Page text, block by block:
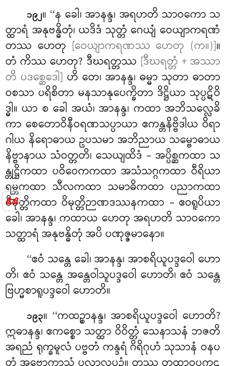
📜
၁၉၂။ ‘‘န ခေါ၊ အာနန္ဒ၊ အရဟတိ သာဝကော သ
တ္ထာရံ အနုဗန္ဓိတုံ၊ ယဒိဒံ သုတ္တံ ဂေယျံ ဝေယျာကရဏံ
တဿ ဟေတု [ဝေယျာကရဏဿ ဟေတု (က။)]။
တံ ကိဿ ဟေတု? ဒီဃရတ္တဿ [ဒီဃရတ္တံ + အဿာ
တိ ပဒစ္ဆေဒေါ] ဟိ တေ၊ အာနန္ဒ၊ ဓမ္မာ သုတာ ဓာတာ
ဝစသာ ပရိစိတာ မနသာနုပေက္ခိတာ ဒိဋ္ဌိယာ သုပ္ပဋိဝိ
ဒ္ဓါ။ ယာ စ ခေါ အယံ၊ အာနန္ဒ၊ ကထာ အဘိသလ္လေခိ
ကာ စေတောဝိနီဝရဏသပ္ပာယာ ဧကန္တနိဗ္ဗိဒါယ ဝိရာ
ဂါယ နိရောဓာယ ဥပသမာ အဘိညာယ သမ္ဗောဓာယ
နိဗ္ဗာနာယ သံဝတ္တတိ၊ သေယျထိဒံ – အပ္ပိစ္ဆကထာ သ
န္တုဋ္ဌိကထာ ပဝိဝေကကထာ အသံသဂ္ဂကထာ ဝီရိယာ
ရမ္ဘကထာ သီလကထာ သမာဓိကထာ ပညာကထာ
ဝိမုတ္တိကထာ ဝိမုတ္တိဉာဏဒဿနကထာ – ဧဝရူပိယာ
ခေါ၊ အာနန္ဒ၊ ကထာယ ဟေတု အရဟတိ သာဝကော
သတ္ထာရံ အနုဗန္ဓိတုံ အပိ ပဏုဇ္ဇမာနော။
‘‘ဧဝံ သန္တေ ခေါ၊ အာနန္ဒ၊ အာစရိယူပဒ္ဒဝေါ ဟော
တိ၊ ဧဝံ သန္တေ အန္တေဝါသူပဒ္ဒဝေါ ဟောတိ၊ ဧဝံ သန္တေ
ဗြဟ္မစာရူပဒ္ဒဝေါ ဟောတိ။
၁၉၃။ ‘‘ကထဉ္စာနန္ဒ၊ အာစရိယူပဒ္ဒဝေါ ဟောတိ?
ဣဓာနန္ဒ၊ ဧကစ္စော သတ္ထာ ဝိဝိတ္တံ သေနာသနံ ဘဇတိ
အရညံ ရုက္ခမူလံ ပဗ္ဗတံ ကန္ဒရံ ဂိရိဂုဟံ သုသာနံ ဝနပ